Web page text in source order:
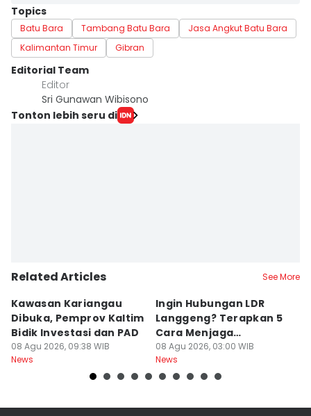
Topics
Batu Bara Tambang Batu Bara
Jasa Angkut Batu Bara
Kalimantan Timur
Gibran
Editorial Team
Editor
Sri Gunawan Wibisono
Tonton lebih seru di
Related Articles See More
Kawasan Kariangau
Dibuka, Pemprov Kaltim
Bidik Investasi dan PAD
08 Agu 2026, 09:38 WIB
News
Ingin Hubungan LDR
Langgeng? Terapkan 5
Cara Menjaga
Kesetiaan Ini
08 Agu 2026, 03:00 WIB
News